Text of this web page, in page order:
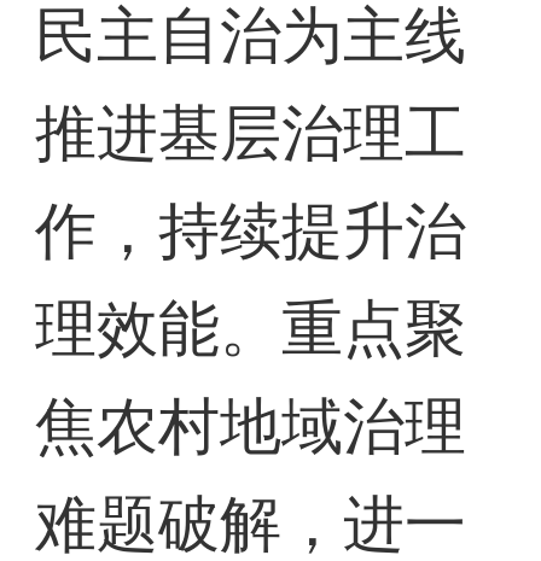
民主自治为主线
推进基层治理工
作，持续提升治
理效能。重点聚
焦农村地域治理
难题破解，进一